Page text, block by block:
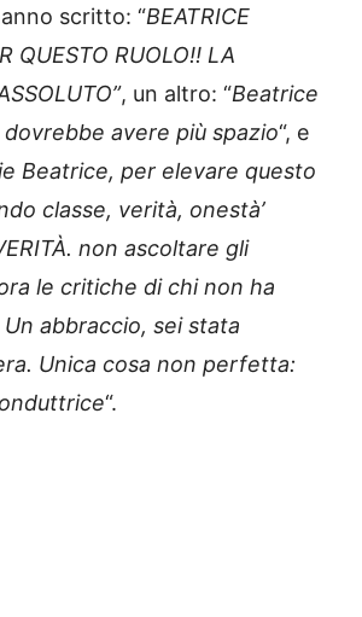
scritto: “BEATRICE
QUESTO RUOLO!! LA
, un altro: “Beatrice
avere più spazio“, e
Beatrice, per elevare questo
classe, verità, onestà’
non ascoltare gli
le critiche di chi non ha
abbraccio, sei stata
Unica cosa non perfetta:
“.